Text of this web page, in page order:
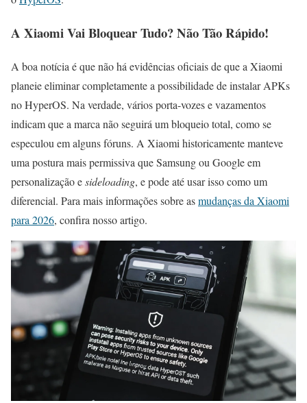
A Xiaomi Vai Bloquear Tudo? Não Tão Rápido!
A boa notícia é que não há evidências oficiais de que a Xiaomi
planeie eliminar completamente a possibilidade de instalar APKs
no HyperOS. Na verdade, vários porta-vozes e vazamentos
indicam que a marca não seguirá um bloqueio total, como se
especulou em alguns fóruns. A Xiaomi historicamente manteve
uma postura mais permissiva que Samsung ou Google em
personalização esideloading, e pode até usar isso como um
diferencial. Para mais informações sobre asmudanças da Xiaomi
para 2026, confira nosso artigo.